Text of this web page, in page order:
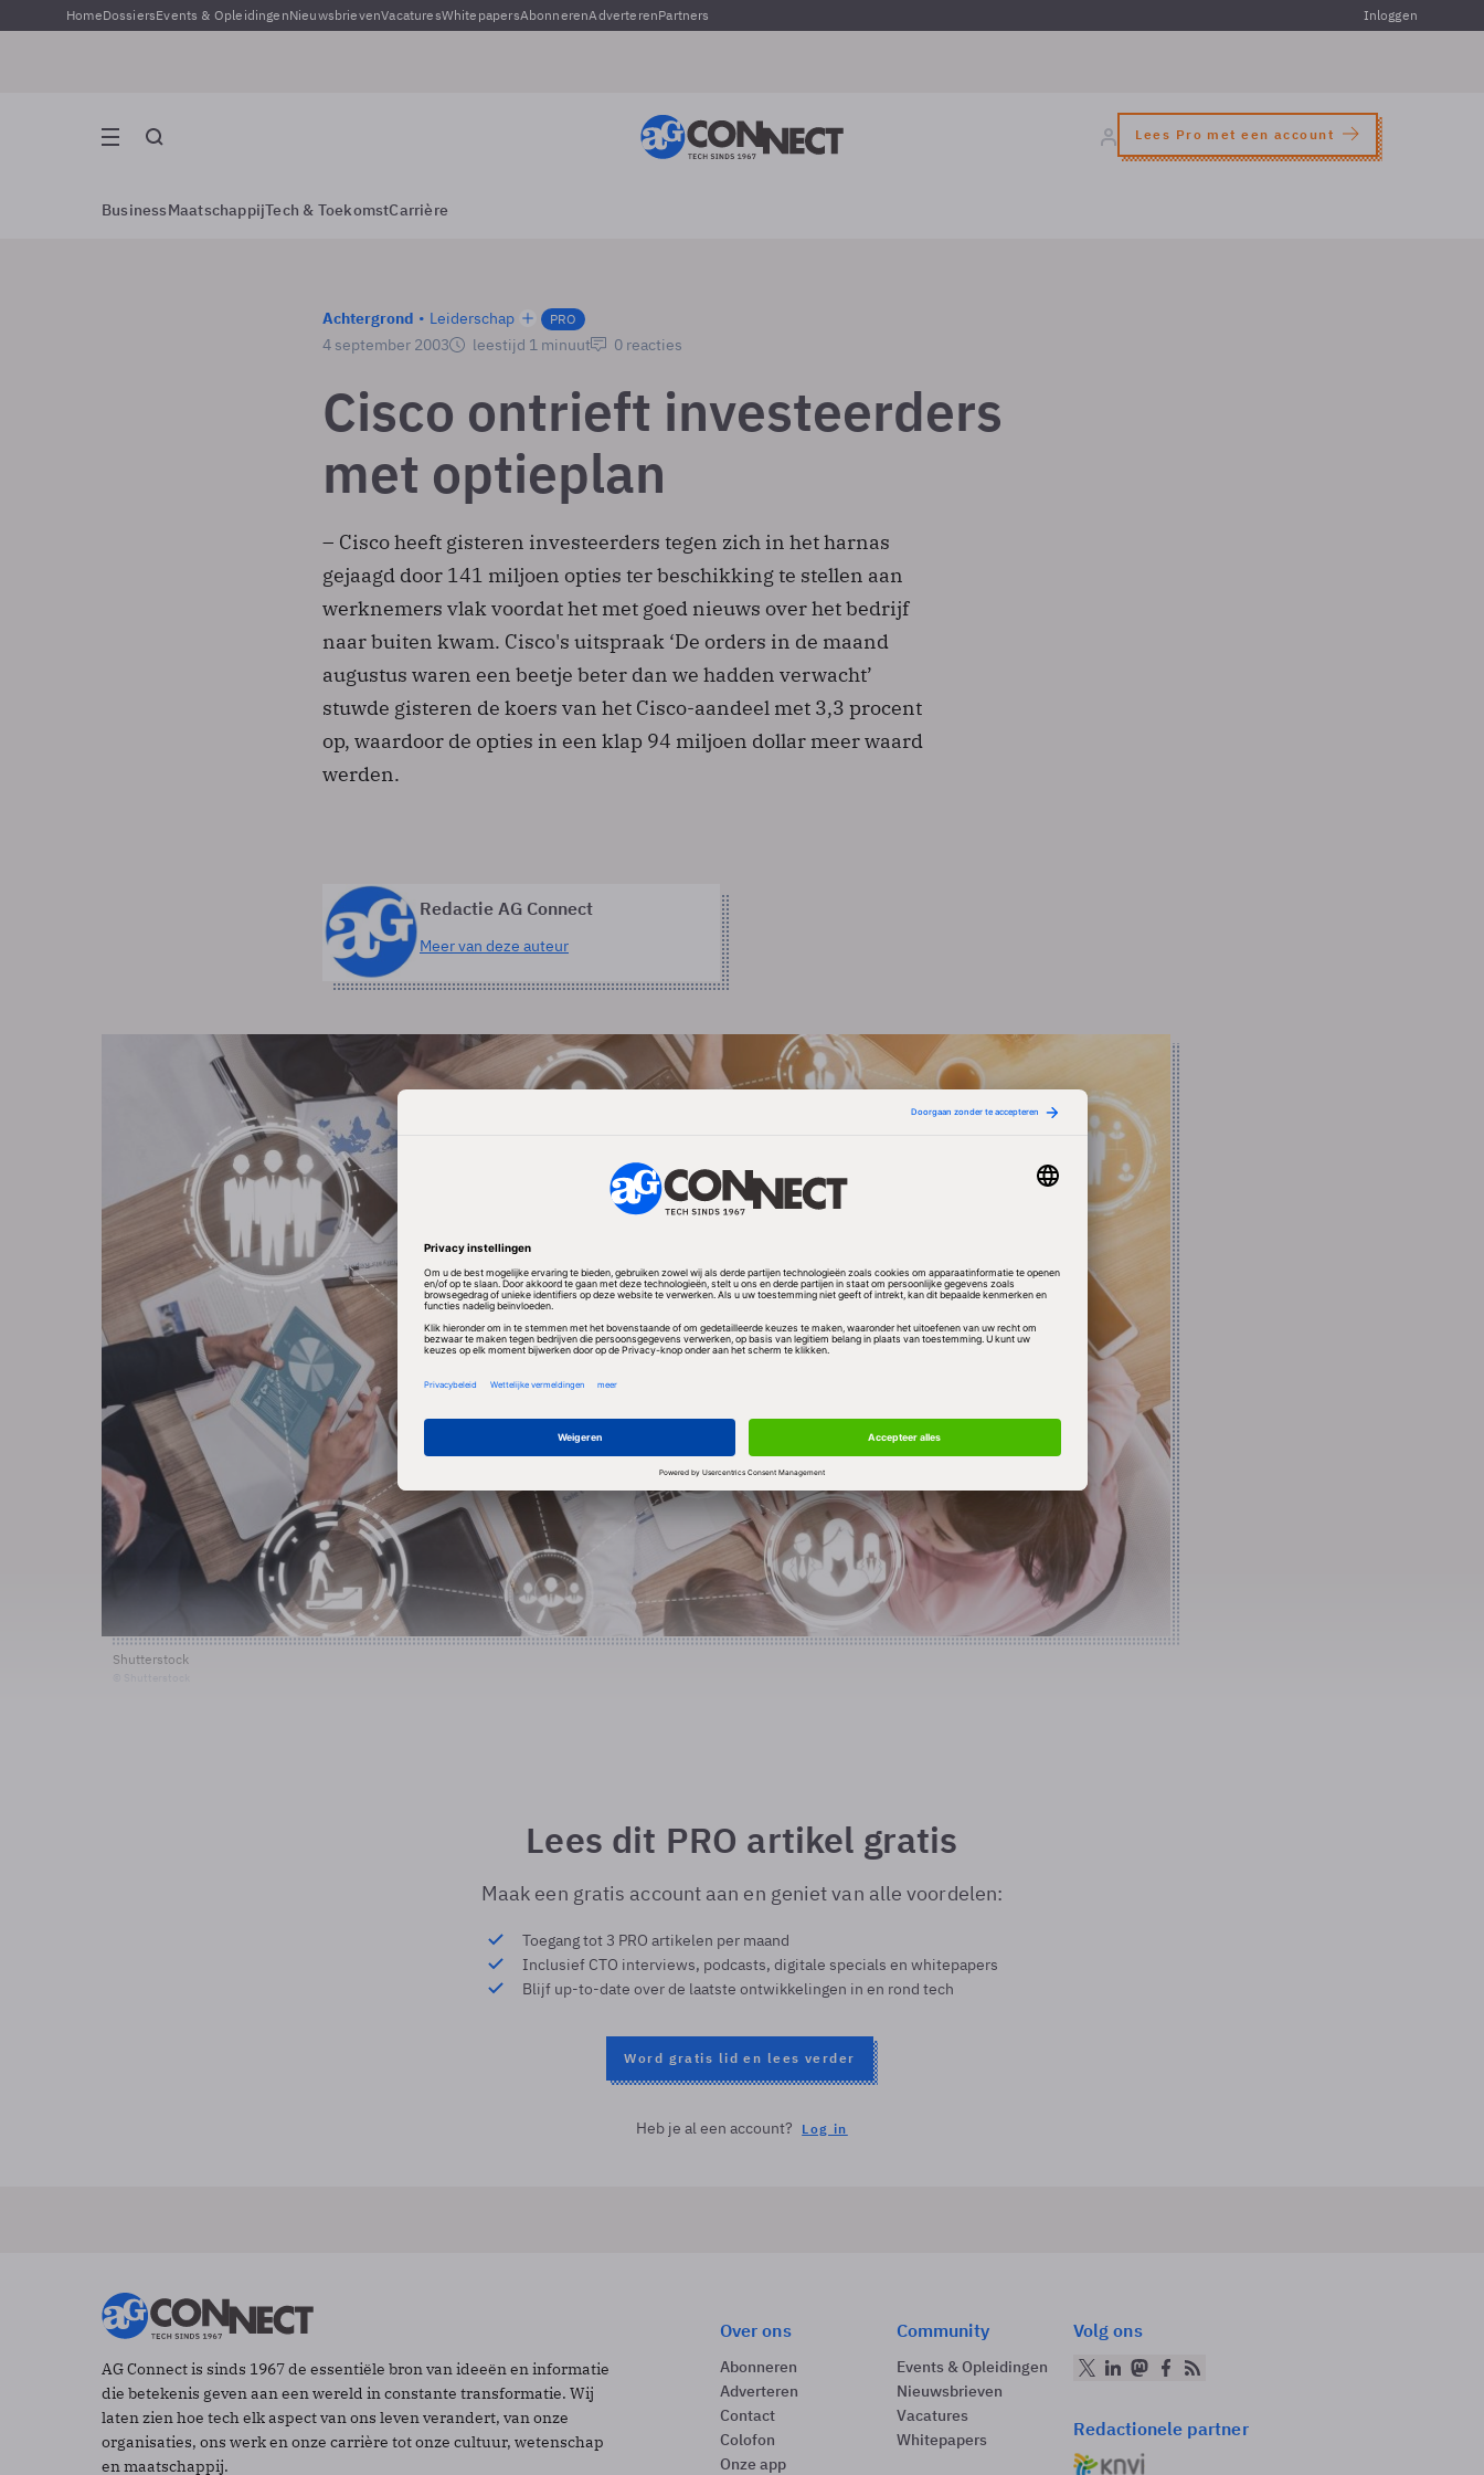
HomeDossiersEvents & OpleidingenNieuwsbrievenVacaturesWhitepapersAbonnerenAdverterenPartners Inloggen
Lees Pro met een account
BusinessMaatschappijTech & ToekomstCarrière
Achtergrond Leiderschap PRO
4 september 2003 leestijd 1 minuut 0 reacties
Cisco ontrieft investeerders
met optieplan
– Cisco heeft gisteren investeerders tegen zich in het harnas
gejaagd door 141 miljoen opties ter beschikking te stellen aan
werknemers vlak voordat het met goed nieuws over het bedrijf
naar buiten kwam. Cisco's uitspraak ‘De orders in de maand
augustus waren een beetje beter dan we hadden verwacht’
stuwde gisteren de koers van het Cisco-aandeel met 3,3 procent
op, waardoor de opties in een klap 94 miljoen dollar meer waard
werden.
Redactie AG Connect
Meer van deze auteur
Shutterstock
Lees dit PRO artikel gratis
Maak een gratis account aan en geniet van alle voordelen:
Toegang tot 3 PRO artikelen per maand
Inclusief CTO interviews, podcasts, digitale specials en whitepapers
Blijf up-to-date over de laatste ontwikkelingen in en rond tech
Word gratis lid en lees verder
Heb je al een account? Log in
AG Connect is sinds 1967 de essentiële bron van ideeën en informatie
die betekenis geven aan een wereld in constante transformatie. Wij
laten zien hoe tech elk aspect van ons leven verandert, van onze
organisaties, ons werk en onze carrière tot onze cultuur, wetenschap
en maatschappij.
Over ons
Abonneren
Adverteren
Contact
Colofon
Onze app
Community
Events & Opleidingen
Nieuwsbrieven
Vacatures
Whitepapers
Volg ons
Redactionele partner